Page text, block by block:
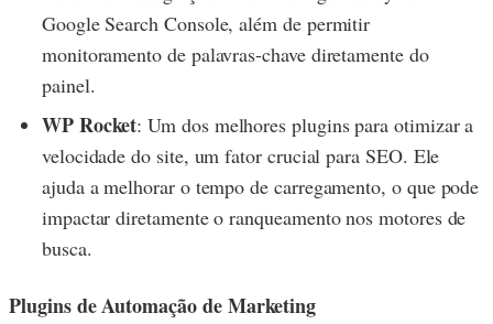
Google Search Console, além de permitir
monitoramento de palavras-chave diretamente do
painel.
WP Rocket: Um dos melhores plugins para otimizar a
velocidade do site, um fator crucial para SEO. Ele
ajuda a melhorar o tempo de carregamento, o que pode
impactar diretamente o ranqueamento nos motores de
busca.
Plugins de Automação de Marketing